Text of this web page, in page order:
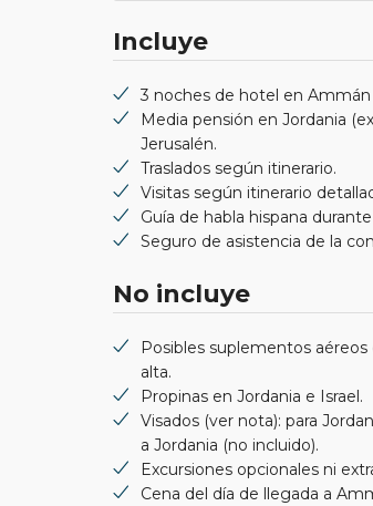
Incluye
3 noches de hotel en
Media pensión en Jordania
Jerusalén.
Traslados según itinerario.
Visitas según itinerario
Guía de habla hispana
Seguro de asistencia de la
No incluye
Posibles suplementos
alta.
Propinas en Jordania e Israel.
Visados (ver nota): para
a Jordania (no incluido).
Excursiones opcionales ni
Cena del día de llegada a